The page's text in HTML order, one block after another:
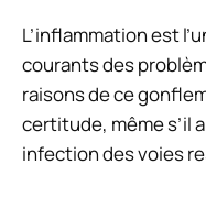
L’inflammation est
courants des
raisons de ce
certitude, même s’il
infection des voies